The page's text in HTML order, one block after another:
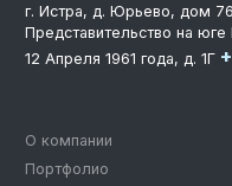
О компании
Портфолио
г. Истра, д. Юрьево, дом
Представительство на
12 Апреля 1961 года, д. 1Г